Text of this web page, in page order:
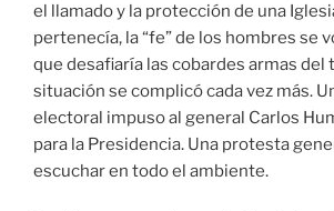
el llamado y la protección de una
pertenecía, la “fe” de los hombres se
que desafiaría las cobardes armas del
situación se complicó cada vez más.
electoral impuso al general Carlos
para la Presidencia. Una protesta
escuchar en todo el ambiente.